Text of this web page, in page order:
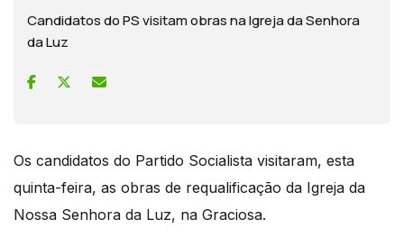
Candidatos do PS visitam obras na Igreja da Senhora
da Luz
Os candidatos do Partido Socialista visitaram, esta
quinta-feira, as obras de requalificação da Igreja da
Nossa Senhora da Luz, na Graciosa.